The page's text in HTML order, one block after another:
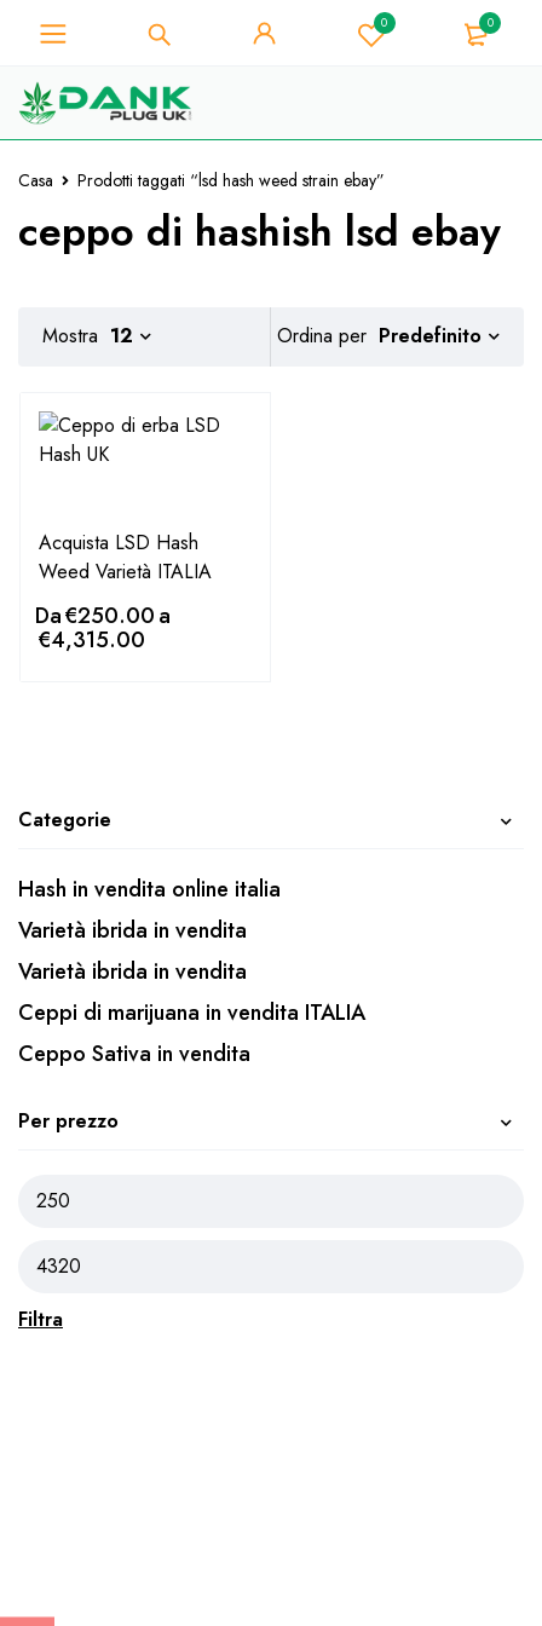
0 0
Casa Prodotti taggati “lsd hash weed strain ebay”
ceppo di hashish lsd ebay
Categorie
Hash in vendita online italia
Varietà ibrida in vendita
Varietà ibrida in vendita
Ceppi di marijuana in vendita ITALIA
Ceppo Sativa in vendita
Per prezzo
Filtra
Ordina per Predefinito
Mostra 12
Acquista LSD Hash
Weed Varietà ITALIA
Da€250.00a
€4,315.00
Per gli amanti dell'erba - Ottieni uno
sconto immediato su ogni acquisto di
10% - Codice Coupon "WELCOME10"
Preso!